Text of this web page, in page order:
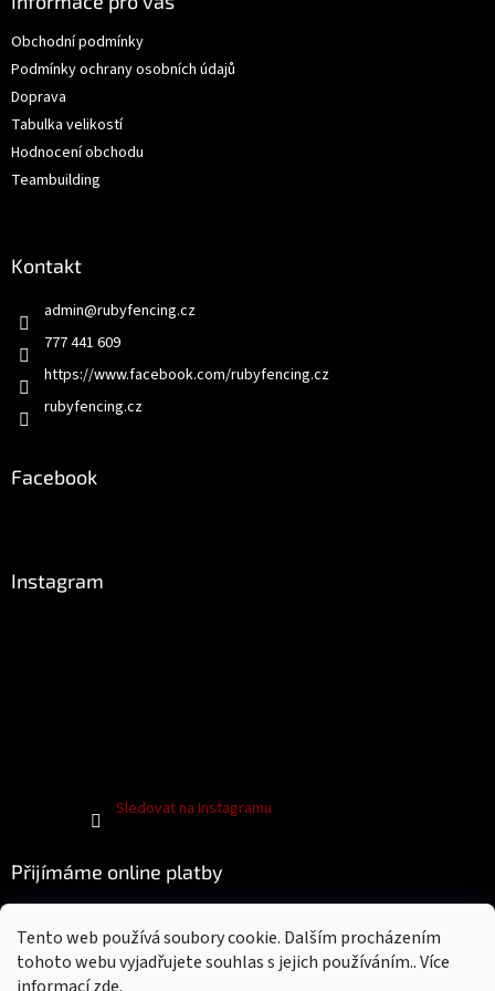
Tento web používá soubory cookie. Dalším procházením
tohoto webu vyjadřujete souhlas s jejich používáním.. Více
Obchodní podmínky
Podmínky ochrany osobních údajů
Doprava
Tabulka velikostí
Hodnocení obchodu
Teambuilding
Kontakt
admin@rubyfencing.cz
777 441 609
https://www.facebook.com/rubyfencing.cz
rubyfencing.cz
Facebook
Instagram
Sledovat na Instagramu
Přijímáme online platby